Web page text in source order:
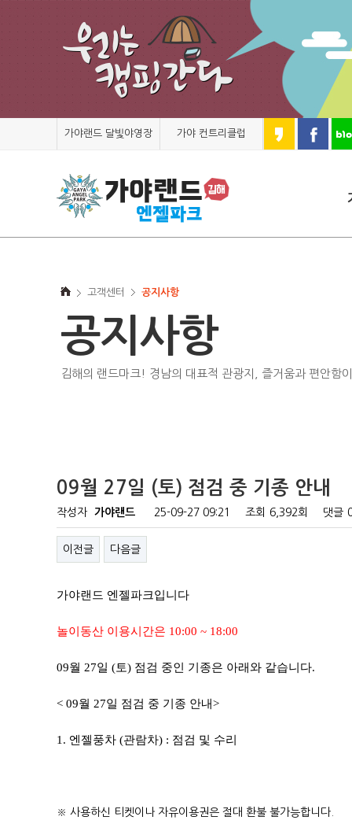
가야랜드 달빛야영장 가야 컨트리클럽
고객센터 공지사항
공지사항
김해의 랜드마크! 경남의 대표적 관광지, 즐거움과 편안함
09월 27일 (토) 점검 중 기종 안내
작성자 가야랜드 25-09-27 09:21 조회 6,392회 댓글
이전글 다음글
가야랜드 엔젤파크입니다
놀이동산 이용시간은 10:00 ~ 18:00
09월 27일 (토) 점검 중인 기종은 아래와 같습니다.
< 09월 27일 점검 중 기종 안내>
1. 엔젤풍차 (관람차) : 점검 및 수리
※ 사용하신 티켓이나 자유이용권은 절대 환불 불가능합니다.